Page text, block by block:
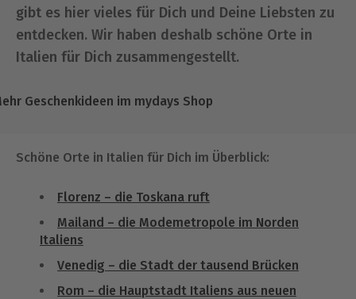
gibt es hier vieles für Dich und Deine Liebsten zu
entdecken. Wir haben deshalb schöne Orte in
Italien für Dich zusammengestellt.
Geschenkideen im mydays Shop
Schöne Orte in Italien für Dich im Überblick:
Florenz – die Toskana ruft
Mailand – die Modemetropole im Norden
Italiens
Venedig – die Stadt der tausend Brücken
Rom – die Hauptstadt Italiens aus neuen